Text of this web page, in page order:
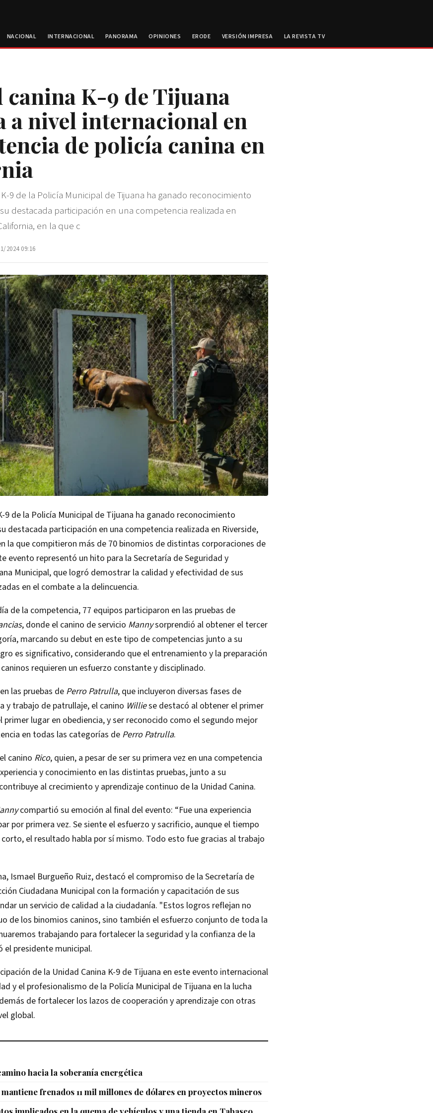
NACIONAL INTERNACIONAL PANORAMA OPINIONES ERODE VERSIÓN IMPRESA LA REVISTA TV
canina K-9 de Tijuana
a nivel internacional en
de policía canina en
9 de la Policía Municipal de Tijuana ha ganado reconocimiento
destacada participación en una competencia realizada en
en la que c
2024 09:16
9 de la Policía Municipal de Tijuana ha ganado reconocimiento
destacada participación en una competencia realizada en Riverside,
la que compitieron más de 70 binomios de distintas corporaciones de
evento representó un hito para la Secretaría de Seguridad y
Municipal, que logró demostrar la calidad y efectividad de sus
en el combate a la delincuencia.
de la competencia, 77 equipos participaron en las pruebas de
, donde el canino de servicio Mannysorprendió al obtener el tercer
marcando su debut en este tipo de competencias junto a su
es significativo, considerando que el entrenamiento y la preparación
requieren un esfuerzo constante y disciplinado.
las pruebas de Perro Patrulla, que incluyeron diversas fases de
y trabajo de patrullaje, el canino Williese destacó al obtener el primer
primer lugar en obediencia, y ser reconocido como el segundo mejor
en todas las categorías dePerro Patrulla.
canino Rico, quien, a pesar de ser su primera vez en una competencia
y conocimiento en las distintas pruebas, junto a su
al crecimiento y aprendizaje continuo de la Unidad Canina.
compartió su emoción al final del evento: “Fue una experiencia
por primera vez. Se siente el esfuerzo y sacrificio, aunque el tiempo
el resultado habla por sí mismo. Todo esto fue gracias al trabajo
Ismael Burgueño Ruiz, destacó el compromiso de la Secretaría de
Ciudadana Municipal con la formación y capacitación de sus
un servicio de calidad a la ciudadanía. "Estos logros reflejan no
de los binomios caninos, sino también el esfuerzo conjunto de toda la
trabajando para fortalecer la seguridad y la confianza de la
el presidente municipal.
de la Unidad Canina K-9 de Tijuana en este evento internacional
y el profesionalismo de la Policía Municipal de Tijuana en la lucha
de fortalecer los lazos de cooperación y aprendizaje con otras
global.
hacia la soberanía energética
frenados 11 mil millones de dólares en proyectos mineros